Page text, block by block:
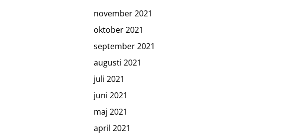
november 2021
oktober 2021
september 2021
augusti 2021
juli 2021
juni 2021
maj 2021
april 2021